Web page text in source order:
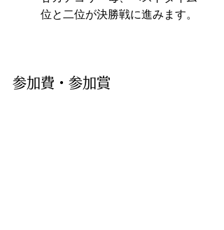
位と二位が決勝戦に進みます。
参加費・参加賞